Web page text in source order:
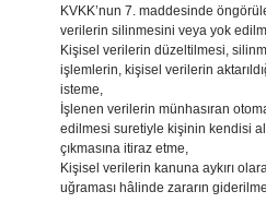
KVKK’nun 7. maddesinde
verilerin silinmesini veya yok
Kişisel verilerin düzeltilmesi,
işlemlerin, kişisel verilerin
isteme,
İşlenen verilerin münhasıran
edilmesi suretiyle kişinin kendisi
çıkmasına itiraz etme,
Kişisel verilerin kanuna aykırı
uğraması hâlinde zararın